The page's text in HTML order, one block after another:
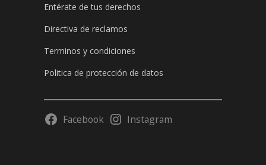
Entérate de tus derechos
Directiva de reclamos
Terminos y condiciones
Politica de protección de datos
Facebook Instagram